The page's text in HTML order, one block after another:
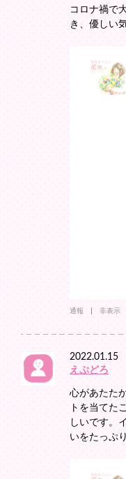
コロナ禍で
き、優しい
通報 非表示
2022.01.15
えぷどろ
心があたた
トを当てた
しいです。
いをたっぷ